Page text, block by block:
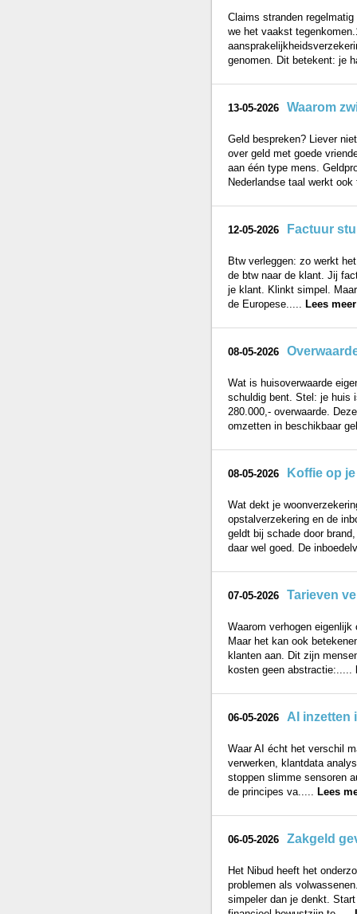
Claims stranden
we het vaakst
genomen. Dit betekent: je
13-05-2026 Waarom
Geld bespreken? Liever
over geld met goede
aan één type mens.
Nederlandse taal werkt
12-05-2026 Factuur
Btw verleggen: zo werkt
de btw naar de klant. Jij
je klant. Klinkt simpel.
de Europese..... Lees
08-05-2026
Wat is huisoverwaarde
schuldig bent. Stel: je huis
280.000,- overwaarde.
omzetten in beschikbaar
08-05-2026 Koffie op
Wat dekt je
opstalverzekering en de
geldt bij schade door
daar wel goed. De
07-05-2026 Tarieven
Waarom verhogen
Maar het kan ook
klanten aan. Dit zijn
kosten geen abstractie:.....
06-05-2026 AI inzetten
Waar AI écht het verschil
verwerken, klantdata
stoppen slimme sensoren
de principes va..... Lees
06-05-2026 Zakgeld
Het Nibud heeft het
problemen als
simpeler dan je denkt.